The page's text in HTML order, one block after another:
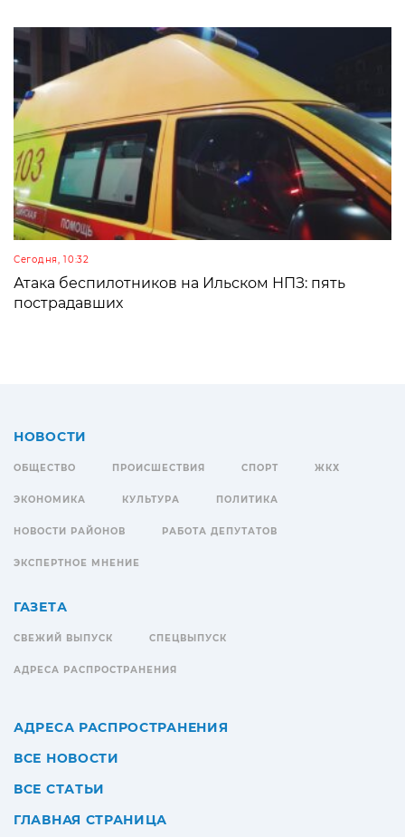
Сегодня, 10:32
Атака беспилотников на Ильском НПЗ: пять
пострадавших
НОВОСТИ
ОБЩЕСТВО ПРОИСШЕСТВИЯ СПОРТ ЖКХ
ЭКОНОМИКА КУЛЬТУРА ПОЛИТИКА
НОВОСТИ РАЙОНОВ РАБОТА ДЕПУТАТОВ
ЭКСПЕРТНОЕ МНЕНИЕ
ГАЗЕТА
СВЕЖИЙ ВЫПУСК СПЕЦВЫПУСК
АДРЕСА РАСПРОСТРАНЕНИЯ
АДРЕСА РАСПРОСТРАНЕНИЯ
ВСЕ НОВОСТИ
ВСЕ СТАТЬИ
ГЛАВНАЯ СТРАНИЦА